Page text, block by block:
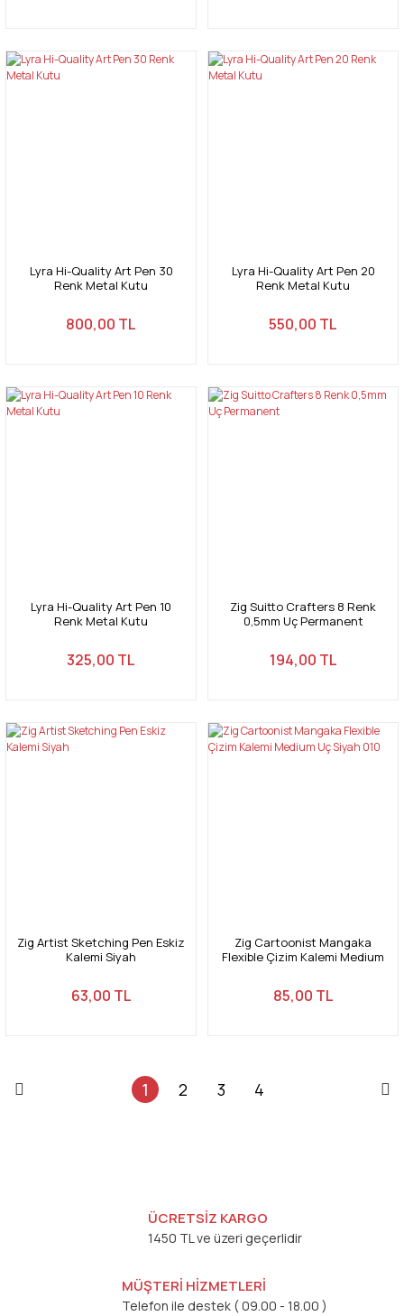
Lyra Hi-Quality Art Pen 30
Renk Metal Kutu
800,00 TL
Lyra Hi-Quality Art Pen 20
Renk Metal Kutu
550,00 TL
Lyra Hi-Quality Art Pen 10
Renk Metal Kutu
325,00 TL
Zig Suitto Crafters 8 Renk
0,5mm Uç Permanent
194,00 TL
Zig Artist Sketching Pen Eskiz
Kalemi Siyah
63,00 TL
Zig Cartoonist Mangaka
Flexible Çizim Kalemi Medium
85,00 TL
1 2 3 4
ÜCRETSİZ KARGO
1450 TL ve üzeri geçerlidir
MÜŞTERİ HİZMETLERİ
Telefon ile destek ( 09.00 - 18.00 )